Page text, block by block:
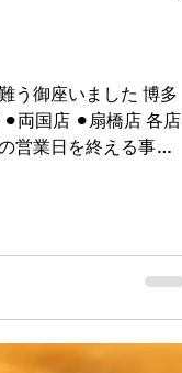
う御座いました 博多
両国店 ⚫︎扇橋店 各店
営業日を終える事が